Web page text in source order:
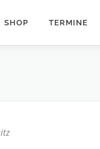
SHOP TERMINE